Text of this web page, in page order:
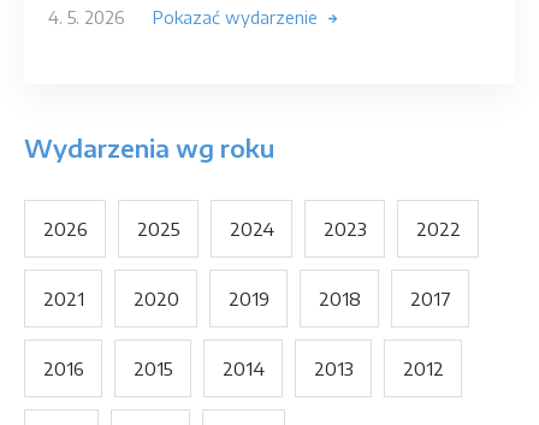
4. 5. 2026 Pokazać wydarzenie
Wydarzenia wg roku
2026 2025 2024 2023 2022
2021 2020 2019 2018 2017
2016 2015 2014 2013 2012